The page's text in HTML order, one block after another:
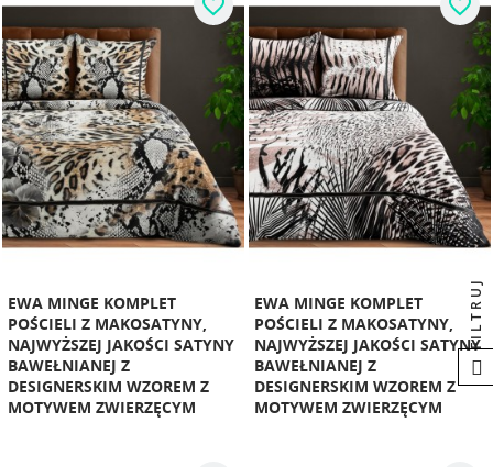
EWA MINGE KOMPLET
POŚCIELI Z MAKOSATYNY,
NAJWYŻSZEJ JAKOŚCI SATYNY
BAWEŁNIANEJ Z
DESIGNERSKIM WZOREM Z
MOTYWEM ZWIERZĘCYM
favorite_border
EWA MINGE KOMPLET
POŚCIELI Z MAKOSATYNY,
NAJWYŻSZEJ JAKOŚCI SATYNY
BAWEŁNIANEJ Z
DESIGNERSKIM WZOREM Z
MOTYWEM ZWIERZĘCYM
favorite_border
FILTRUJ